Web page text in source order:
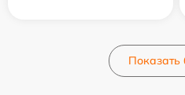
Показать